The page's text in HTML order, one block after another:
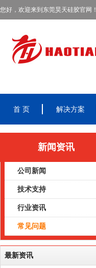
您好，欢迎来到东莞昊天硅胶官网！
首 页 解决方案
新闻资讯
公司新闻
技术支持
行业资讯
常见问题
最新资讯